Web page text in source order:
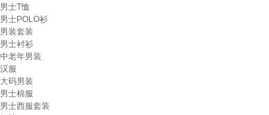
男士T恤
男士POLO衫
男装套装
男士衬衫
中老年男装
汉服
大码男装
男士棉服
男士西服套装